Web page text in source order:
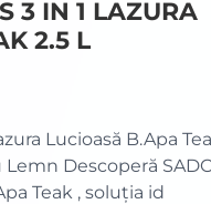
3 IN 1 LAZURA
2.5 L
Lucioasă B.Apa
Descoperă
Teak , soluția id